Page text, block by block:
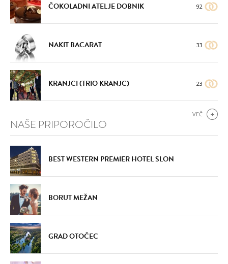
ČOKOLADNI ATELJE DOBNIK 92
NAKIT BACARAT 33
KRANJCI (TRIO KRANJC) 23
VEČ
NAŠE PRIPOROČILO
BEST WESTERN PREMIER HOTEL SLON
BORUT MEŽAN
GRAD OTOČEC